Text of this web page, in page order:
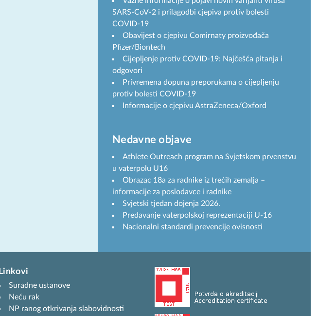
SARS-CoV-2 i prilagodbi cjepiva protiv bolesti
COVID-19
Obavijest o cjepivu Comirnaty proizvođača
Pfizer/Biontech
Cijepljenje protiv COVID-19: Najčešća pitanja i
odgovori
Privremena dopuna preporukama o cijepljenju
protiv bolesti COVID-19
Informacije o cjepivu AstraZeneca/Oxford
Nedavne objave
Athlete Outreach program na Svjetskom prvenstvu
u vaterpolu U16
Obrazac 18a za radnike iz trećih zemalja –
informacije za poslodavce i radnike
Svjetski tjedan dojenja 2026.
Predavanje vaterpolskoj reprezentaciji U-16
Nacionalni standardi prevencije ovisnosti
Linkovi
Suradne ustanove
Neću rak
NP ranog otkrivanja slabovidnosti